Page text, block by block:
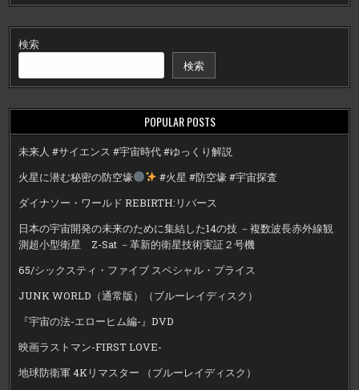
検索
検索
POPULAR POSTS
未来人 #サイエンス #宇宙時代 #ゆっくり解説
火星に潜む秘密の防空壕
#火星 #防空壕 #宇宙探査
ダイナソー・ワールド REBIRTH:リバース
日本の宇宙開発の未来のために集結した14の技 －複数波長赤外線観
測超小型衛星 Z-Sat －革新的衛星技術実証２号機
65/シックスティ・ファイブ スペシャル・プライス
JUNK WORLD（通常版）（ブルーレイディスク）
『宇宙の法-エローヒム編-』DVD
映画ラストマン-FIRST LOVE-
地球防衛軍 4Kリマスター （ブルーレイディスク）